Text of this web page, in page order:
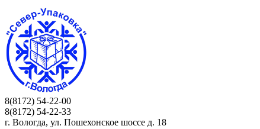
8(8172) 54-22-00
8(8172) 54-22-33
г. Вологда, ул. Пошехонское шоссе д. 18